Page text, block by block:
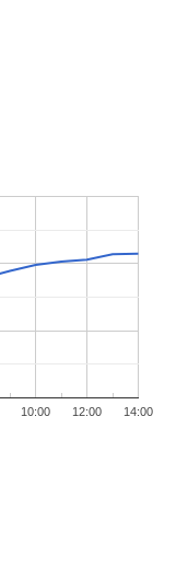
10:00 12:00 14:00